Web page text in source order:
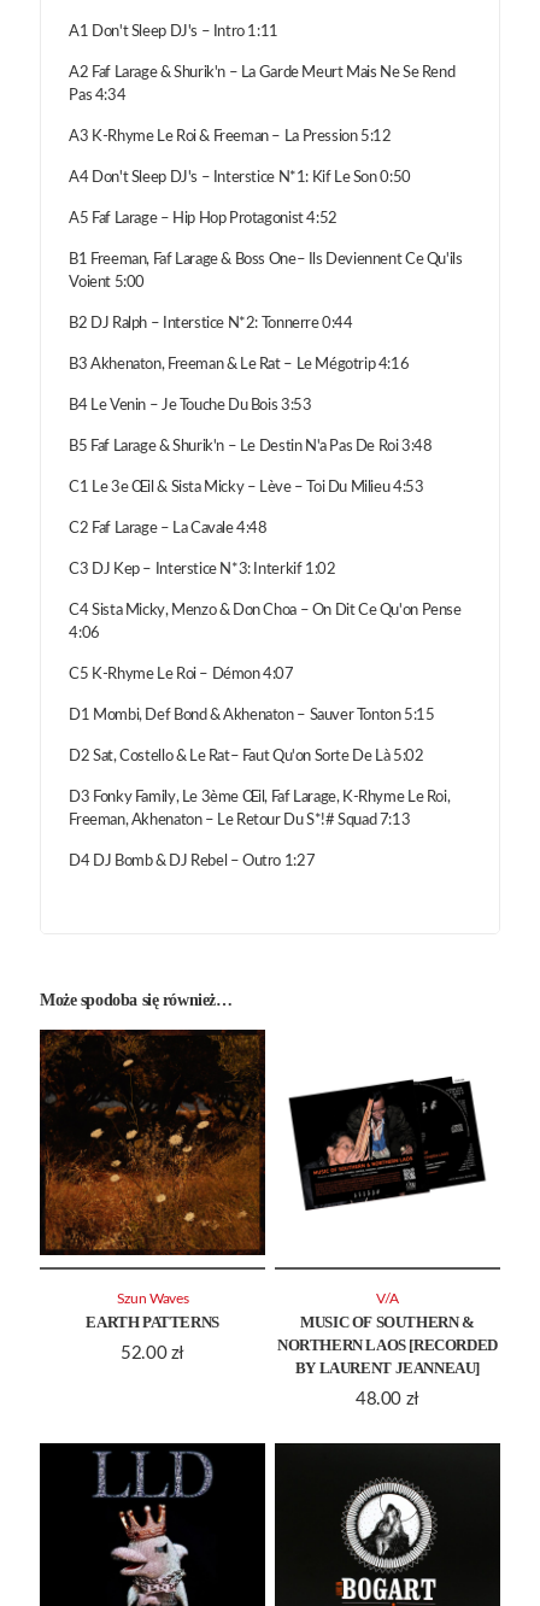
A1 Don't Sleep DJ's – Intro 1:11
A2 Faf Larage & Shurik'n – La Garde Meurt Mais Ne Se Rend
Pas 4:34
A3 K-Rhyme Le Roi & Freeman – La Pression 5:12
A4 Don't Sleep DJ's – Interstice N*1: Kif Le Son 0:50
A5 Faf Larage – Hip Hop Protagonist 4:52
B1 Freeman, Faf Larage & Boss One– Ils Deviennent Ce Qu'ils
Voient 5:00
B2 DJ Ralph – Interstice N*2: Tonnerre 0:44
B3 Akhenaton, Freeman & Le Rat – Le Mégotrip 4:16
B4 Le Venin – Je Touche Du Bois 3:53
B5 Faf Larage & Shurik'n – Le Destin N'a Pas De Roi 3:48
C1 Le 3e Œil & Sista Micky – Lève – Toi Du Milieu 4:53
C2 Faf Larage – La Cavale 4:48
C3 DJ Kep – Interstice N*3: Interkif 1:02
C4 Sista Micky, Menzo & Don Choa – On Dit Ce Qu'on Pense
4:06
C5 K-Rhyme Le Roi – Démon 4:07
D1 Mombi, Def Bond & Akhenaton – Sauver Tonton 5:15
D2 Sat, Costello & Le Rat– Faut Qu'on Sorte De Là 5:02
D3 Fonky Family, Le 3ème Œil, Faf Larage, K-Rhyme Le Roi,
Freeman, Akhenaton – Le Retour Du S*!# Squad 7:13
D4 DJ Bomb & DJ Rebel – Outro 1:27
Może spodoba się również…
EARTH PATTERNS
52.00 zł
Szun Waves
MUSIC OF SOUTHERN &
NORTHERN LAOS [RECORDED
BY LAURENT JEANNEAU]
48.00 zł
V/A